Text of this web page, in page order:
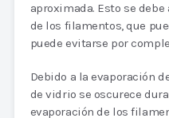
aproximada. Esto se
de los filamentos, que
puede evitarse por
Debido a la evaporación
de vidrio se oscurece
evaporación de los